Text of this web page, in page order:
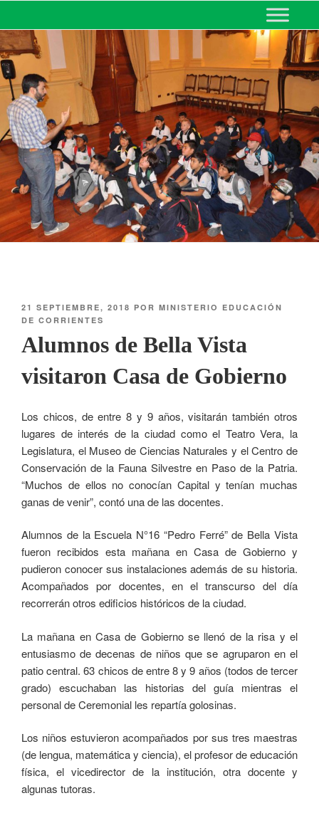
MINISTERIO DE EDUCACIÓN
DE CORRIENTES
21 SEPTIEMBRE, 2018 POR MINISTERIO EDUCACIÓN
DE CORRIENTES
Alumnos de Bella Vista
visitaron Casa de Gobierno
Los chicos, de entre 8 y 9 años, visitarán también otros
lugares de interés de la ciudad como el Teatro Vera, la
Legislatura, el Museo de Ciencias Naturales y el Centro de
Conservación de la Fauna Silvestre en Paso de la Patria.
“Muchos de ellos no conocían Capital y tenían muchas
ganas de venir”, contó una de las docentes.
Alumnos de la Escuela N°16 “Pedro Ferré” de Bella Vista
fueron recibidos esta mañana en Casa de Gobierno y
pudieron conocer sus instalaciones además de su historia.
Acompañados por docentes, en el transcurso del día
recorrerán otros edificios históricos de la ciudad.
La mañana en Casa de Gobierno se llenó de la risa y el
entusiasmo de decenas de niños que se agruparon en el
patio central. 63 chicos de entre 8 y 9 años (todos de tercer
grado) escuchaban las historias del guía mientras el
personal de Ceremonial les repartía golosinas.
Los niños estuvieron acompañados por sus tres maestras
(de lengua, matemática y ciencia), el profesor de educación
física, el vicedirector de la institución, otra docente y
algunas tutoras.